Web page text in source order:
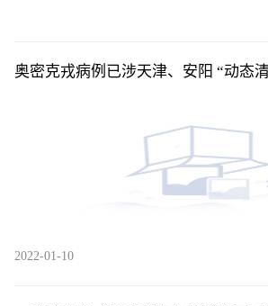
奥密克戎病例已涉天津、安阳 “动态
2022-01-10